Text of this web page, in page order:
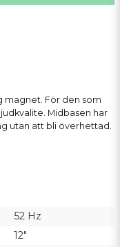
magnet. För den som
Midbasen har
utan att bli överhettad.
52 Hz
12"